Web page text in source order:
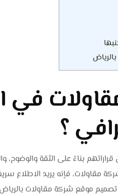
في
؟
بناءً على الثقة والوضوح،
مقاولات، فإنه يريد الاطلاع
تصميم موقع شركة مقاولات